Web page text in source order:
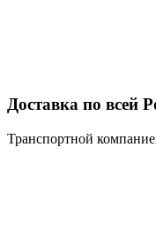
Доставка по всей
Транспортной